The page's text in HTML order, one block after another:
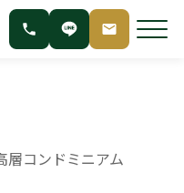
層コンドミニアム